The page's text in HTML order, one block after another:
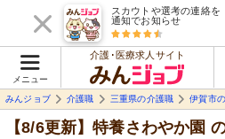
スカウトや選考の連絡を
通知でお知らせ
メニュー
介護･医療求人サイト
みんジョブ
介護職 三重県の介護職 伊賀市
【8/6更新】特養さわやか園